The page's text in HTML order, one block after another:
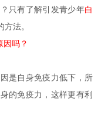
只有了解引发青少年白
方法。
因吗？
是自身免疫力低下，所
的免疫力，这样更有利